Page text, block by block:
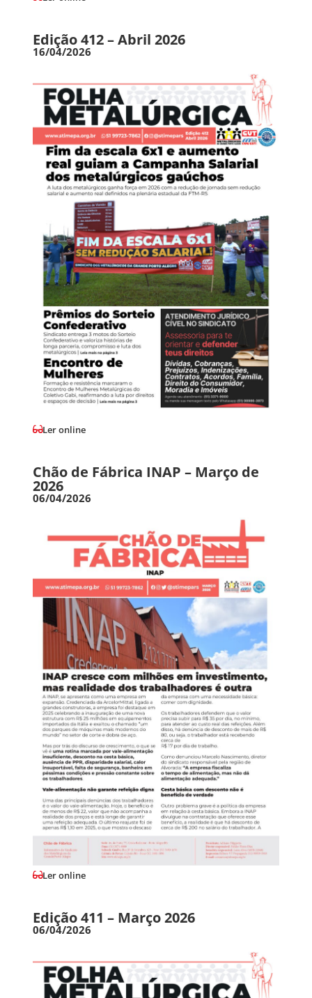
Edição 412 – Abril 2026
16/04/2026
Ler online
Chão de Fábrica INAP – Março de
2026
06/04/2026
Ler online
Edição 411 – Março 2026
06/04/2026